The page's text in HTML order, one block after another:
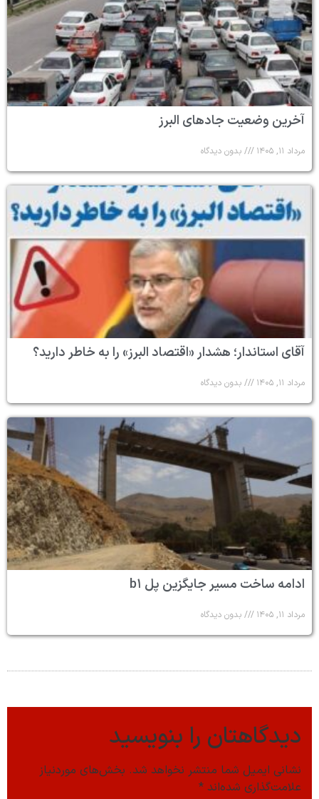
آخرین وضعیت جادهای البرز
مرداد ۱۱, ۱۴۰۵ بدون دیدگاه
آقای استاندار؛ هشدار «اقتصاد البرز» را به خاطر دارید؟
مرداد ۱۱, ۱۴۰۵ بدون دیدگاه
ادامه ساخت مسیر جایگزین پل b۱
مرداد ۱۱, ۱۴۰۵ بدون دیدگاه
دیدگاهتان را بنویسید
نشانی ایمیل شما منتشر نخواهد شد. بخش‌های موردنیاز
علامت‌گذاری شده‌اند *